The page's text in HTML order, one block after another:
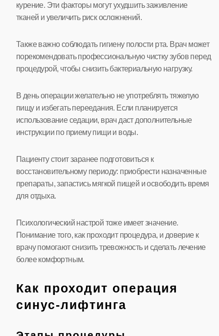
курение. Эти факторы могут ухудшить заживление
тканей и увеличить риск осложнений.
Также важно соблюдать гигиену полости рта. Врач может
порекомендовать профессиональную чистку зубов перед
процедурой, чтобы снизить бактериальную нагрузку.
В день операции желательно не употреблять тяжелую
пищу и избегать переедания. Если планируется
использование седации, врач даст дополнительные
инструкции по приему пищи и воды.
Пациенту стоит заранее подготовиться к
восстановительному периоду: приобрести назначенные
препараты, запастись мягкой пищей и освободить время
для отдыха.
Психологический настрой тоже имеет значение.
Понимание того, как проходит процедура, и доверие к
врачу помогают снизить тревожность и сделать лечение
более комфортным.
Как проходит операция
синус-лифтинга